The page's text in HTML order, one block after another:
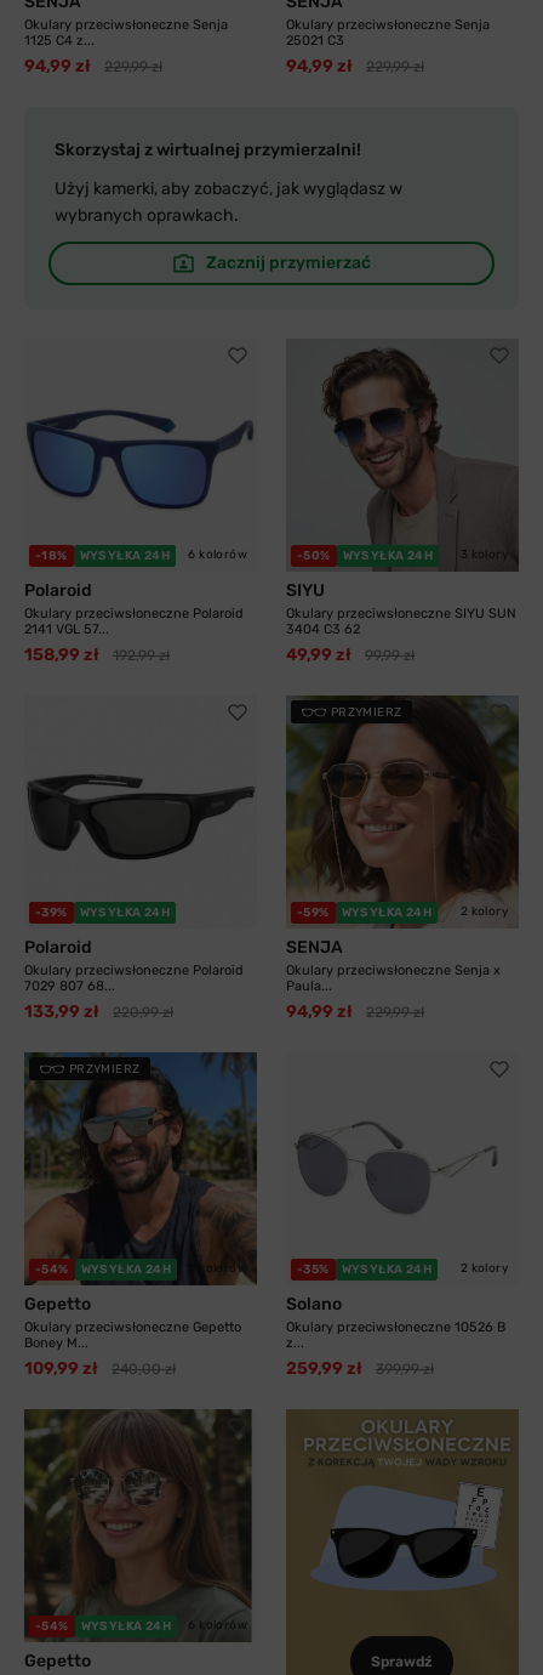
Okulary przeciwsłoneczne Senja
1125 C4 z...
94,99 zł 229,99 zł
Okulary przeciwsłoneczne Senja
25021 C3
94,99 zł 229,99 zł
Skorzystaj z wirtualnej przymierzalni!
Użyj kamerki, aby zobaczyć, jak wyglądasz w
wybranych oprawkach.
Zacznij przymierzać
-18% WYSYŁKA 24H 6 kolorów
Polaroid
Okulary przeciwsłoneczne Polaroid
2141 VGL 57...
158,99 zł 192,99 zł
-50% WYSYŁKA 24H 3 kolory
SIYU
Okulary przeciwsłoneczne SIYU SUN
3404 C3 62
49,99 zł 99,99 zł
-39% WYSYŁKA 24H
Polaroid
Okulary przeciwsłoneczne Polaroid
7029 807 68...
133,99 zł 220,99 zł
PRZYMIERZ
-59% WYSYŁKA 24H 2 kolory
SENJA
Okulary przeciwsłoneczne Senja x
Paula...
94,99 zł 229,99 zł
PRZYMIERZ
-54% WYSYŁKA 24H 11 kolorów
Gepetto
Okulary przeciwsłoneczne Gepetto
Boney M...
109,99 zł 240,00 zł
-35% WYSYŁKA 24H 2 kolory
Solano
Okulary przeciwsłoneczne 10526 B
z...
259,99 zł 399,99 zł
-54% WYSYŁKA 24H 6 kolorów
Gepetto Sprawdź